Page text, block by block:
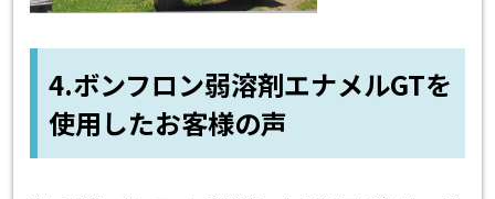
4.ボンフロン弱溶剤エナメルGTを
使用したお客様の声